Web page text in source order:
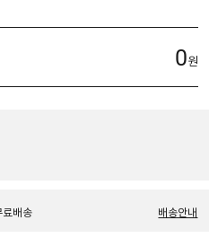
0원
료배송 배송안내